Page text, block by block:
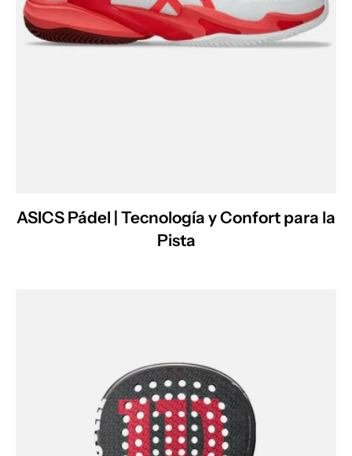
ASICS Pádel | Tecnología y Confort para la
Pista